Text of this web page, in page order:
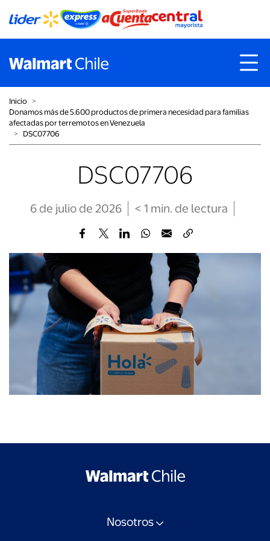
Inicio ˃
Donamos más de 5.600 productos de primera necesidad para familias
afectadas por terremotos en Venezuela
˃
DSC07706
DSC07706
6 de julio de 2026 < 1 min. de lectura
Nosotros